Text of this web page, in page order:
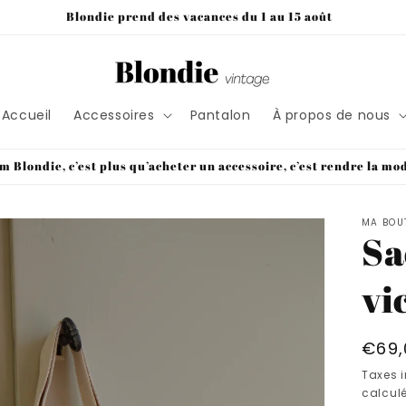
Blondie prend des vacances du 1 au 15 août
Accueil Accessoires Pantalon À propos de nous
Blondie, c’est plus qu’acheter un accessoire, c’est rendre la
MA
Prix
Taxes